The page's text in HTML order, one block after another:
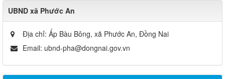
UBND xã Phước An
Địa chỉ: Ấp Bàu Bông, xã Phước An, Đồng Nai
Email: ubnd-pha@dongnai.gov.vn